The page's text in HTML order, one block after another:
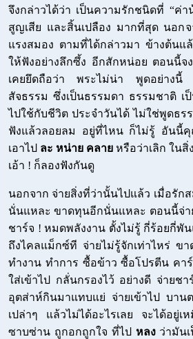
จึงกล่าวได้ว่า เป็นความรักชนิดที่ “ค่
สูญเสีย และสิ้นเปลือง มากที่สุด นอก
แรงสมอง ตามที่ได้กล่าวมา ข้างต้นแ
ให้ฟังอย่างลึกซึ้ง อีกสักหน่อย ตอนนี้
เคยยึดถือว่า พระไม่น่า พูดอย่างนี้
สัจธรรม ซึ่งเป็นธรรมดา ธรรมชาติ
ไปใช้กับชีวิต ประจำวันได้ ไม่ใช่พูดธ
ฟังแล้วลอยลม อยู่ที่ไหน ก็ไม่รู้ อันนี้
เอาไป ละ หน่าย คลาย หรือว่าเลิก ใน
เอ้า ! ก็ลองฟังกันดู
นอกจาก จ่ายสิ่งที่ว่านั้นไปแล้ว เมื่อรัก
นั่นแหละ ขาดทุนอีกนั่นแหละ ตอนนี้จ่า
ชาร์จ ! หมดพลังงาน ตั้งไม่รู้ กี่ร้อยกี่
ถึงไคลแม็กซ์ที จ่ายไม่รู้จักเท่าไหร่
ทำงาน ทำการ ซื้อข้าว ซื้อโปรตีน คา
ใส่เข้าไป กลั่นกรองไว้ อย่างดี จ่ายช
อุตส่าห์กินมาแทบแย่ จ่ายเข้าไป บาน
เปล่าๆ แล้วไม่ได้อะไรเลย จะได้อยู่
ซาบซ่าน ถูกอกถูกใจ ที่ไป หลง ว่ามัน